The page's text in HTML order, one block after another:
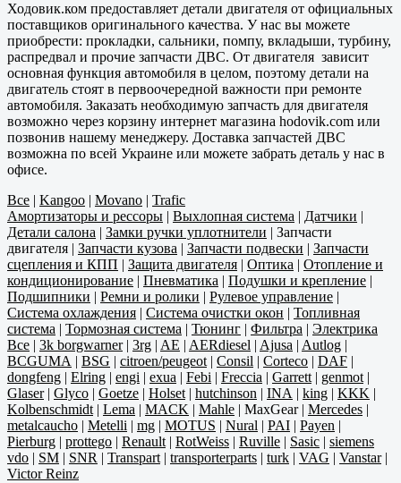
Ходовик.ком предоставляет детали двигателя от официальных
поставщиков оригинального качества. У нас вы можете
приобрести: прокладки, сальники, помпу, вкладыши, турбину,
распредвал и прочие запчасти ДВС. От двигателя зависит
основная функция автомобиля в целом, поэтому детали на
двигатель стоят в первоочередной важности при ремонте
автомобиля. Заказать необходимую запчасть для двигателя
возможно через корзину интернет магазина hodovik.com или
позвонив нашему менеджеру. Доставка запчастей ДВС
возможна по всей Украине или можете забрать деталь у нас в
офисе.
Все | Kangoo | Movano | Trafic
Амортизаторы и рессоры | Выхлопная система | Датчики |
Детали салона | Замки ручки уплотнители | Запчасти
двигателя | Запчасти кузова | Запчасти подвески | Запчасти
сцепления и КПП | Защита двигателя | Оптика | Отопление и
кондиционирование | Пневматика | Подушки и крепление |
Подшипники | Ремни и ролики | Рулевое управление |
Система охлаждения | Система очистки окон | Топливная
система | Тормозная система | Тюнинг | Фильтра | Электрика
Все | 3k borgwarner| 3rg | AE | AERdiesel | Ajusa | Autlog |
BCGUMA | BSG | citroen/peugeot | Consil | Corteco | DAF |
dongfeng | Elring | engi | exua | Febi | Freccia | Garrett | genmot |
Glaser| Glyco | Goetze | Holset | hutchinson | INA | king | KKK |
Kolbenschmidt | Lema | MACK | Mahle | MaxGear| Mercedes |
metalcaucho | Metelli | mg | MOTUS | Nural | PAI | Payen |
Pierburg | prottego | Renault | RotWeiss | Ruville | Sasic | siemens
vdo | SM | SNR | Transpart | transporterparts | turk | VAG | Vanstar|
Victor Reinz